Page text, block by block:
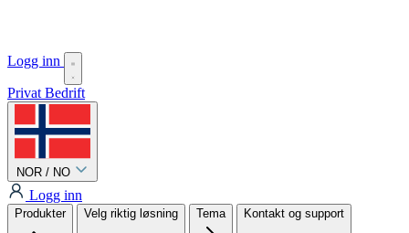
Logg inn
Privat Bedrift
NOR / NO
Logg inn
Produkter Velg riktig løsning Tema Kontakt og support